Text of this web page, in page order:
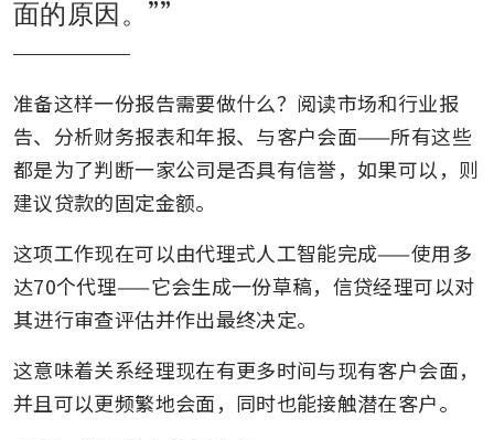
面的原因。””
准备这样一份报告需要做什么？阅读市场和行业报
告、分析财务报表和年报、与客户会面——所有这些
都是为了判断一家公司是否具有信誉，如果可以，则
建议贷款的固定金额。
这项工作现在可以由代理式人工智能完成——使用多
达70个代理——它会生成一份草稿，信贷经理可以对
其进行审查评估并作出最终决定。
这意味着关系经理现在有更多时间与现有客户会面，
并且可以更频繁地会面，同时也能接触潜在客户。